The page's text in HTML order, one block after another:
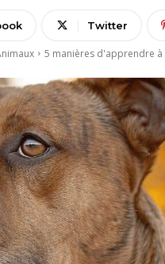
Twitter
5 manières d'apprendre à